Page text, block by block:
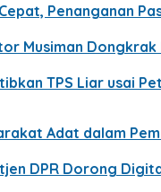
Penanganan
Musiman
TPS Liar usai
Adat dalam
DPR Dorong